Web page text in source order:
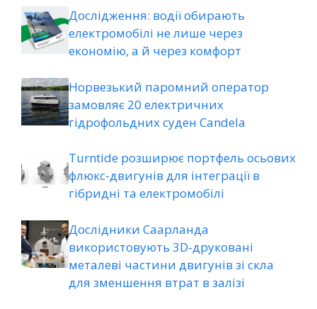
Дослідження: водії обирають
електромобілі не лише через
економію, а й через комфорт
Норвезький паромний оператор
замовляє 20 електричних
гідрофольдних суден Candela
Turntide розширює портфель осьових
флюкс-двигунів для інтеграції в
гібридні та електромобілі
Дослідники Саарланда
використовують 3D-друковані
металеві частини двигунів зі скла
для зменшення втрат в залізі